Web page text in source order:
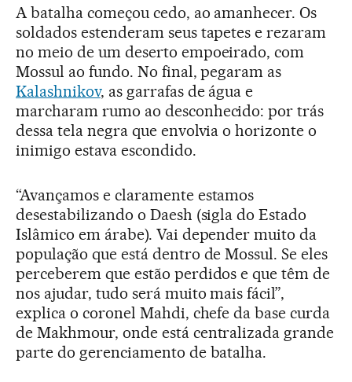
A batalha começou cedo, ao amanhecer. Os
soldados estenderam seus tapetes e rezaram
no meio de um deserto empoeirado, com
Mossul ao fundo. No final, pegaram as
Kalashnikov, as garrafas de água e
marcharam rumo ao desconhecido: por trás
dessa tela negra que envolvia o horizonte o
inimigo estava escondido.
“Avançamos e claramente estamos
desestabilizando o Daesh (sigla do Estado
Islâmico em árabe). Vai depender muito da
população que está dentro de Mossul. Se eles
perceberem que estão perdidos e que têm de
nos ajudar, tudo será muito mais fácil”,
explica o coronel Mahdi, chefe da base curda
de Makhmour, onde está centralizada grande
parte do gerenciamento de batalha.